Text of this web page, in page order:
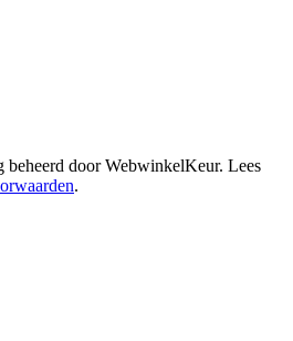
beheerd doorWebwinkelKeur. Lees
.